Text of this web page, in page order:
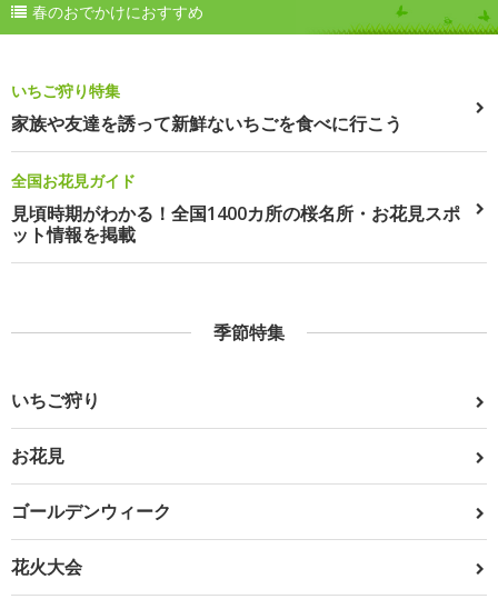
春のおでかけにおすすめ
いちご狩り特集
家族や友達を誘って新鮮ないちごを食べに行こう
全国お花見ガイド
見頃時期がわかる！全国1400カ所の桜名所・お花見スポ
ット情報を掲載
季節特集
いちご狩り
お花見
ゴールデンウィーク
花火大会